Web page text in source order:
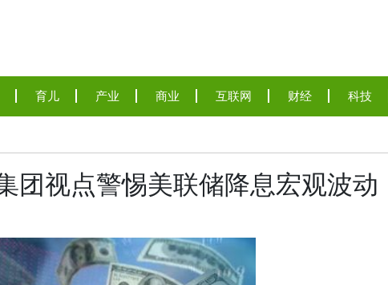
育儿 产业 商业 互联网 财经 科技
团视点警惕美联储降息宏观波动